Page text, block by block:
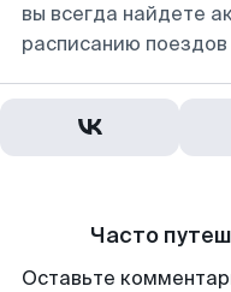
вы всегда найдете
расписанию
Часто
Оставьте